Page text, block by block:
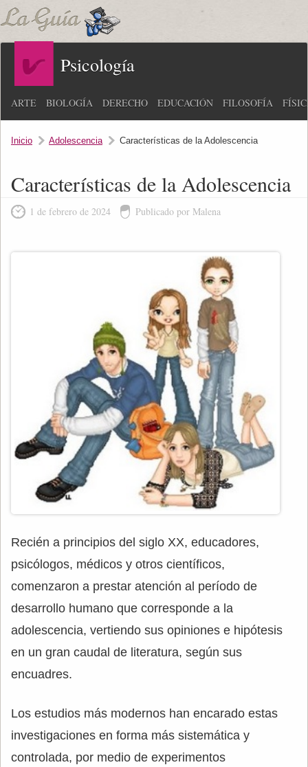
Psicología
ARTE BIOLOGÍA DERECHO EDUCACIÓN FILOSOFÍA
Inicio Adolescencia Características de la Adolescencia
Características de la Adolescencia
1 de febrero de 2024 Publicado por Malena
Recién a principios del siglo XX, educadores,
psicólogos, médicos y otros científicos,
comenzaron a prestar atención al período de
desarrollo humano que corresponde a la
adolescencia, vertiendo sus opiniones e hipótesis
en un gran caudal de literatura, según sus
encuadres.
Los estudios más modernos han encarado estas
investigaciones en forma más sistemática y
controlada, por medio de experimentos